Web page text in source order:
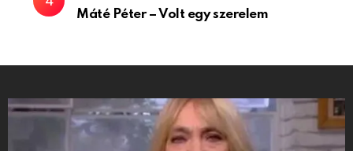
Máté Péter – Volt egy szerelem